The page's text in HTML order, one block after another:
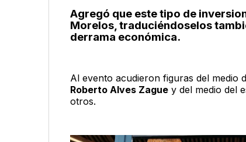
Agregó que este tipo de
Morelos, traduciéndoselos
derrama económica.
Al evento acudieron figuras del medio
Roberto Alves Zaguey del medio del
otros.